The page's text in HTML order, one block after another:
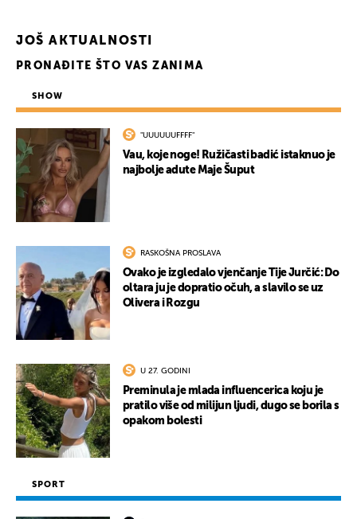
JOŠ AKTUALNOSTI
PRONAĐITE ŠTO VAS ZANIMA
SHOW
"UUUUUUFFFF"
Vau, koje noge! Ružičasti badić istaknuo je
najbolje adute Maje Šuput
RASKOŠNA PROSLAVA
Ovako je izgledalo vjenčanje Tije Jurčić: Do
oltara ju je dopratio očuh, a slavilo se uz
Olivera i Rozgu
U 27. GODINI
Preminula je mlada influencerica koju je
pratilo više od milijun ljudi, dugo se borila s
opakom bolesti
SPORT
UKLJUČITE NOTIFIKACIJE